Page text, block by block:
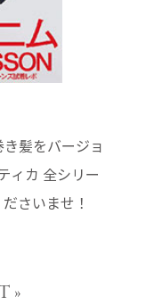
髪をバージョ
ィカ 全シリー
さいませ！
»